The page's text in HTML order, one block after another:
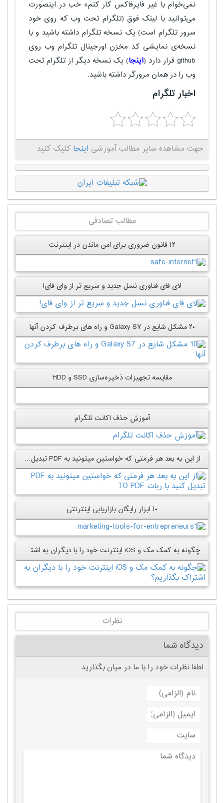
نمی‌خوام با غیر فایرفاکس کار کنم» خب در اینصورت
می‌توانید با لینک فوق (تلگرام تحت وب که روی خود
سرور تلگرام است) یک نسخه تلگرام داشته باشید و با
نسخه‌ی نمایشی کد مخزن اورجینال تلگرام وب روی
github قرار دارد (
اینجا) یک نسخه دیگر از تلگرام تحت
وب را در همان مرورگر داشته باشید.
اخبار تلگرام
جهت مشاهده سایر مطالب آموزشی اینجا کلیک کنید
مطالب تصادفی
۱۲ قانون ضروری برای امن ماندن در اینترنت
لای فای فناوری نسل جدید و سریع تر از وای فای!
۲۰ مشکل شایع در Galaxy S۷ و راه های برطرف کردن آنها
مقایسه تجهیزات ذخیره‌سازی SSD و HDD
آموزش حذف اکانت تلگرام
از این به بعد هر فرمتی که خواستین میتونید به PDF تبدیل کنید با ربات TO PDF
۱۰ ابزار رایگان بازاریابی اینترنتی
چگونه به کمک مک و iOS اینترنت خود را با دیگران به اشتراک بگذاریم؟
نظرات
دیدگاه شما
لطفا نظرات خود را با ما در میان بگذارید